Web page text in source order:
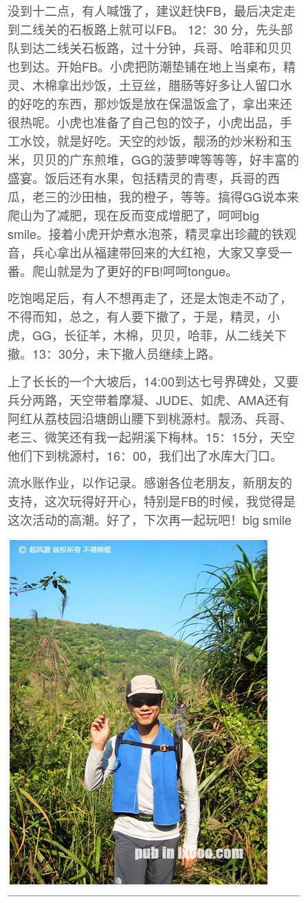
没到十二点，有人喊饿了，建议赶快FB，最后决定走
到二线关的石板路上就可以FB。 12：30 分，先头部
队到达二线关石板路，过十分钟，兵哥、哈菲和贝贝
也到达。开始FB。小虎把防潮垫铺在地上当桌布，精
灵、木棉拿出炒饭，土豆丝，腊肠等好多让人留口水
的好吃的东西，那炒饭是放在保温饭盒了，拿出来还
很热呢。小虎也准备了自己包的饺子，小虎出品，手
工水饺，就是好吃。天空的炒饭，靓汤的炒米粉和玉
米，贝贝的广东煎堆，GG的菠萝啤等等等，好丰富的
盛宴。饭后还有水果，包括精灵的青枣，兵哥的西
瓜，老三的沙田柚，我的橙子，等等。搞得GG说本来
爬山为了减肥，现在反而变成增肥了，呵呵big
smile。接着小虎开炉煮水泡茶，精灵拿出珍藏的铁观
音，兵心拿出从福建带回来的大红袍，大家又享受一
番。爬山就是为了更好的FB!呵呵tongue。
吃饱喝足后，有人不想再走了，还是太饱走不动了，
不得而知，总之，有人要下撤了，于是，精灵，小
虎，GG，长征羊，木棉，贝贝，哈菲，从二线关下
撤。13：30分，未下撤人员继续上路。
上了长长的一个大坡后，14:00到达七号界碑处，又要
兵分两路，天空带着摩凝、JUDE、如虎、AMA还有
阿红从荔枝园沿塘朗山腰下到桃源村。靓汤、兵哥、
老三、微笑还有我一起朔溪下梅林。15：15分，天空
他们下到桃源村，16：00，我们出了水库大门口。
流水账作业，以作记录。感谢各位老朋友，新朋友的
支持，这次玩得好开心，特别是FB的时候，我觉得是
这次活动的高潮。好了，下次再一起玩吧！big smile